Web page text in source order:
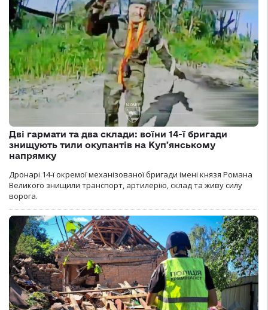
Дві гармати та два склади: воїни 14-ї бригади
знищують тили окупантів на Купʼянському
напрямку
Дронарі 14-ї окремої механізованої бригади імені князя Романа
Великого знищили транспорт, артилерію, склад та живу силу
ворога.